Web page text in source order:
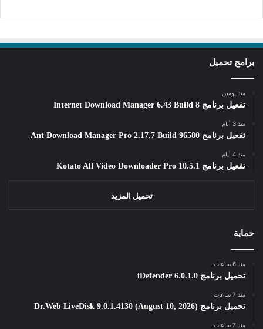
برامج تحميل
منذ يومين
تفعيل برنامج Internet Download Manager 6.43 Build 8
منذ 3 أيام
تفعيل برنامج Ant Download Manager Pro 2.17.7 Build 96580
منذ 4 أيام
تفعيل برنامج Kotato All Video Downloader Pro 10.5.1
تحميل المزيد
حماية
منذ 6 ساعات
تحميل برنامج iDefender 6.0.1.0
منذ 7 ساعات
تحميل برنامج Dr.Web LiveDisk 9.0.1.4130 (August 10, 2026)
منذ 7 ساعات